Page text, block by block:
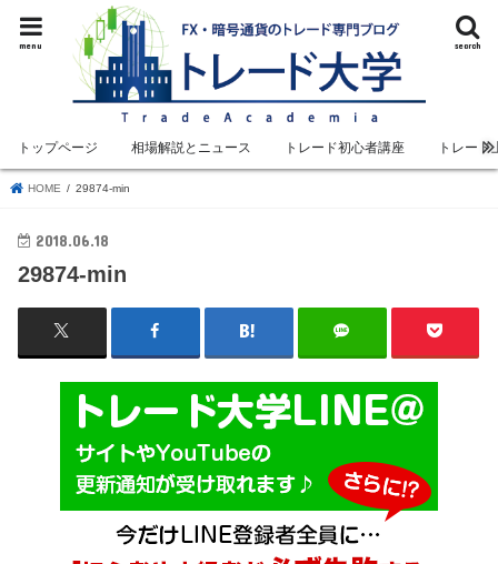
search
menu
トップページ 相場解説とニュース トレード初心者講座 トレード
HOME 29874-min
2018.06.18
29874-min